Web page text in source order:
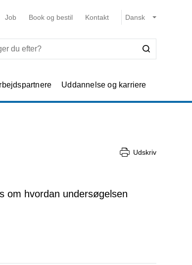
Job Book og bestil Kontakt
Uddannelse og karriere
Udskriv
om hvordan undersøgelsen